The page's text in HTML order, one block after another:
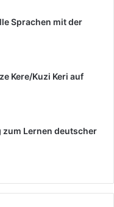
Sprachen mit der
Kere/Kuzi Keri auf
zum Lernen deutscher